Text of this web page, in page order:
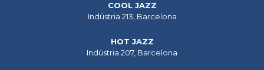
COOL JAZZ
Indústria 213, Barcelona
HOT JAZZ
Indústria 207, Barcelona